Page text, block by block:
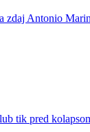
zdaj Antonio
tik pred